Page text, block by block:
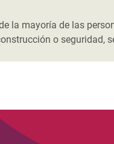
Oriental
Personas Refugiadas
del Sur
Siria
la mayoría de las
o seguridad,